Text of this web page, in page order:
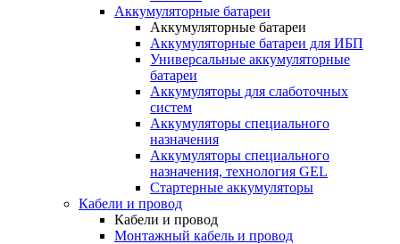
Аккумуляторные батареи
Аккумуляторные батареи
Аккумуляторные батареи для ИБП
Универсальные аккумуляторные
батареи
Аккумуляторы для слаботочных
систем
Аккумуляторы специального
назначения
Аккумуляторы специального
назначения, технология GEL
Стартерные аккумуляторы
Кабели и провод
Кабели и провод
Монтажный кабель и провод